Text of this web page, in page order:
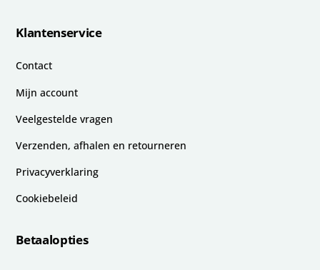
Klantenservice
Contact
Mijn account
Veelgestelde vragen
Verzenden, afhalen en retourneren
Privacyverklaring
Cookiebeleid
Betaalopties